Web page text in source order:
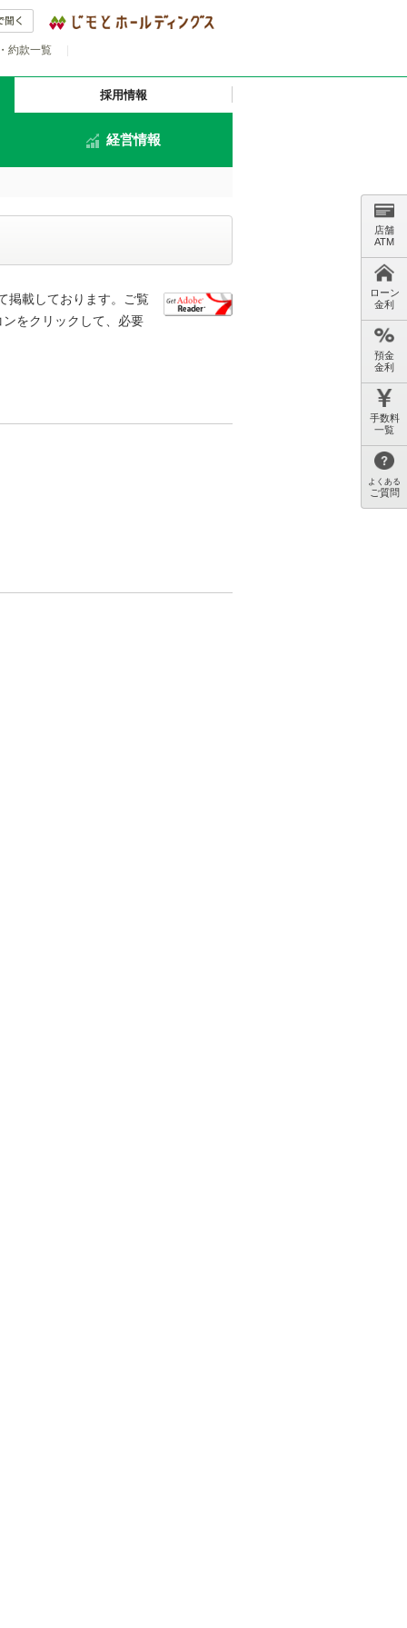
約款一覧
経営情報
採用情報
掲載しております。ご覧
をクリックして、必要
店舗
ATM
ローン
金利
預金
金利
手数料
一覧
よくある
ご質問